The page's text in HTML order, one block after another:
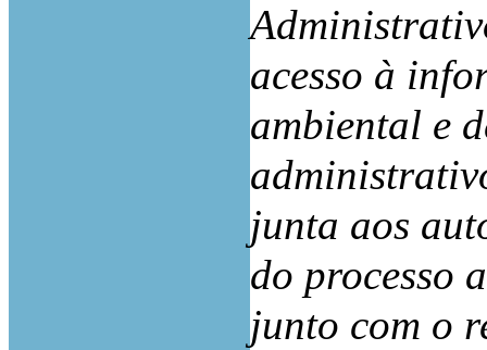
acesso à
ambiental e
junta aos
do processo
junto com o